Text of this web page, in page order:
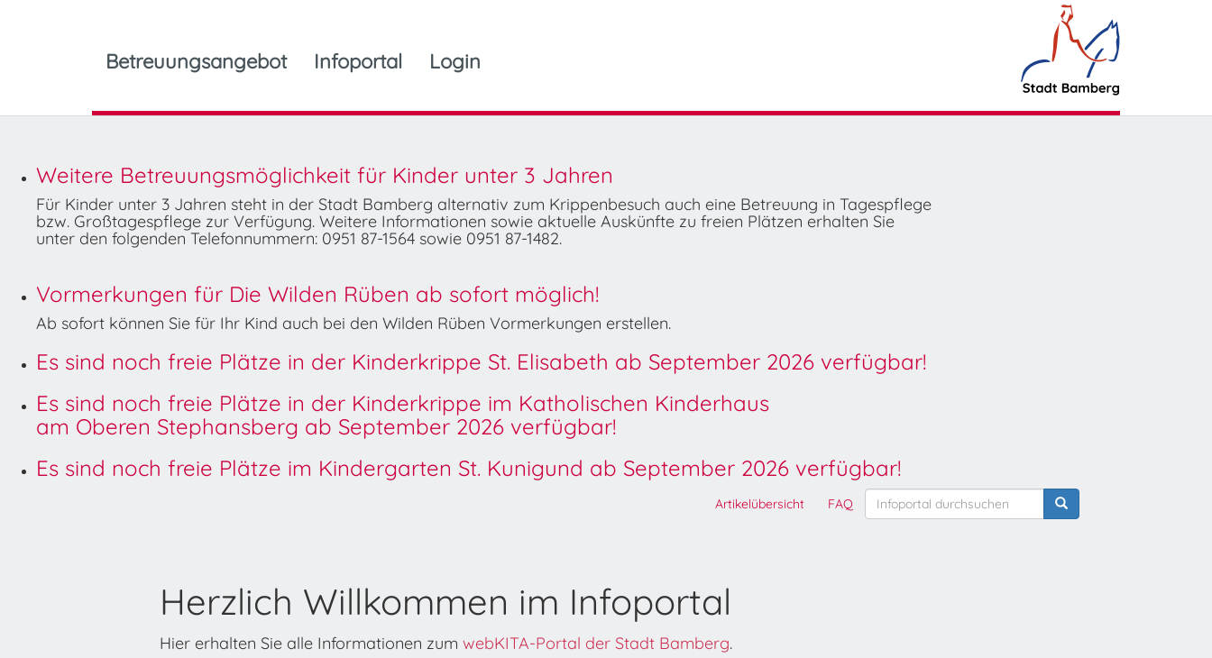
Betreuungsangebot Infoportal Login
Weitere Betreuungsmöglichkeit für Kinder unter 3 Jahren
Für Kinder unter 3 Jahren steht in der Stadt Bamberg alternativ zum Krippenbesuch auch eine Betreuung in Tagespflege
bzw. Großtagespflege zur Verfügung. Weitere Informationen sowie aktuelle Auskünfte zu freien Plätzen erhalten Sie
unter den folgenden Telefonnummern: 0951 87-1564 sowie 0951 87-1482.
Vormerkungen für Die Wilden Rüben ab sofort möglich!
Ab sofort können Sie für Ihr Kind auch bei den Wilden Rüben Vormerkungen erstellen.
Es sind noch freie Plätze in der Kinderkrippe St. Elisabeth ab September 2026 verfügbar!
Es sind noch freie Plätze in der Kinderkrippe im Katholischen Kinderhaus
am Oberen Stephansberg ab September 2026 verfügbar!
Es sind noch freie Plätze im Kindergarten St. Kunigund ab September 2026 verfügbar!
FAQ
Artikelübersicht
Herzlich Willkommen im Infoportal
Hier erhalten Sie alle Informationen zum webKITA-Portal der Stadt Bamberg.